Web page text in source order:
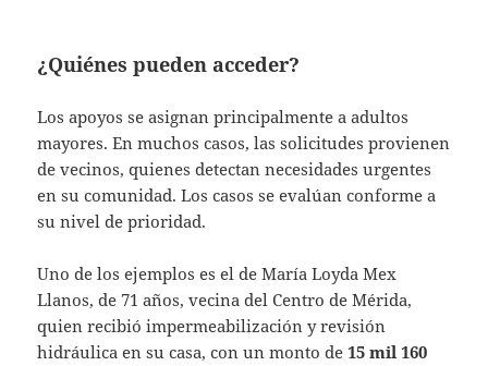
¿Quiénes pueden acceder?
Los apoyos se asignan principalmente a adultos
mayores. En muchos casos, las solicitudes provienen
de vecinos, quienes detectan necesidades urgentes
en su comunidad. Los casos se evalúan conforme a
su nivel de prioridad.
Uno de los ejemplos es el de María Loyda Mex
Llanos, de 71 años, vecina del Centro de Mérida,
quien recibió impermeabilización y revisión
hidráulica en su casa, con un monto de15 mil 160